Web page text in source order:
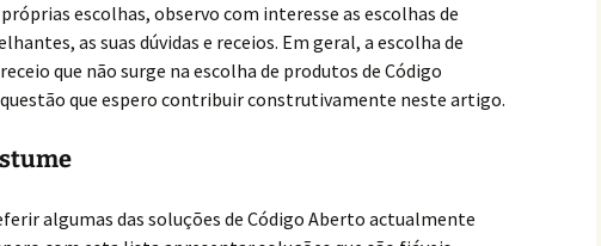
escolhas, observo com interesse as escolhas de
as suas dúvidas e receios. Em geral, a escolha de
que não surge na escolha de produtos de Código
questão que espero contribuir construtivamente neste artigo.
algumas das soluções de Código Aberto actualmente